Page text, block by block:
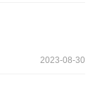
2023-08-30